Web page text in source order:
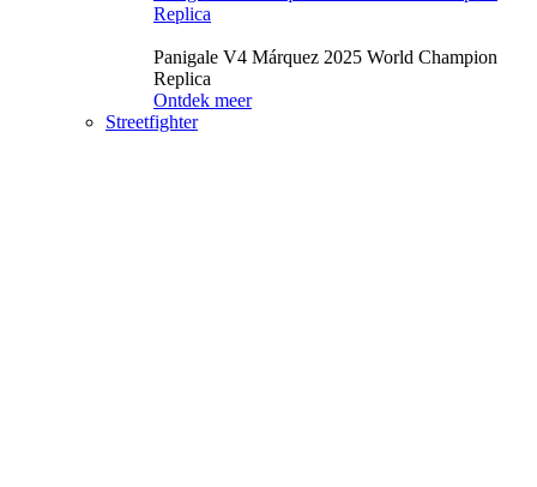
Replica
Panigale V4 Márquez 2025 World Champion
Replica
Ontdek meer
Streetfighter